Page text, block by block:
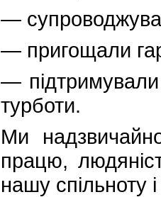
—
— пригощали
—
турботи.
Ми
працю,
нашу